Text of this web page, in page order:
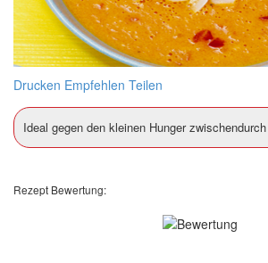
Drucken Empfehlen Teilen
Ideal gegen den kleinen Hunger zwischendurch
Rezept Bewertung: